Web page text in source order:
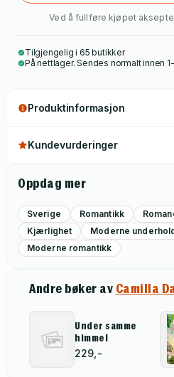
Ved å fullføre kjøpet
Tilgjengelig i 65 butikker
På nettlager. Sendes normalt innen
Produktinformasjon
Kundevurderinger
Oppdag mer
Sverige Romantikk
Kjærlighet
Moderne
Moderne romantikk
Andre bøker av Camilla
Under samme
himmel
229,-